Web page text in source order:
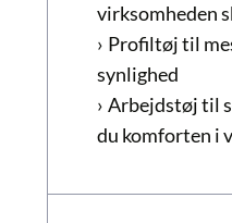
virksomheden
Profiltøj til
synlighed
Arbejdstøj til
du komforten i